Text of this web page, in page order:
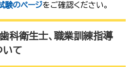
験のページをご確認ください。
科衛生士、職業訓練指導
いて